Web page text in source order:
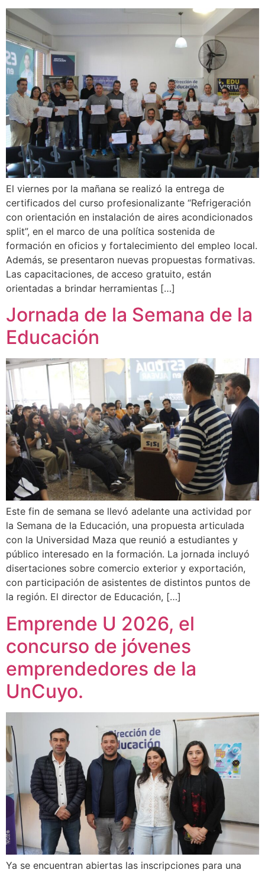
El viernes por la mañana se realizó la entrega de
certificados del curso profesionalizante “Refrigeración
con orientación en instalación de aires acondicionados
split”, en el marco de una política sostenida de
formación en oficios y fortalecimiento del empleo local.
Además, se presentaron nuevas propuestas formativas.
Las capacitaciones, de acceso gratuito, están
orientadas a brindar herramientas […]
Jornada de la Semana de la
Educación
Este fin de semana se llevó adelante una actividad por
la Semana de la Educación, una propuesta articulada
con la Universidad Maza que reunió a estudiantes y
público interesado en la formación. La jornada incluyó
disertaciones sobre comercio exterior y exportación,
con participación de asistentes de distintos puntos de
la región. El director de Educación, […]
Emprende U 2026, el
concurso de jóvenes
emprendedores de la
UnCuyo.
Ya se encuentran abiertas las inscripciones para una